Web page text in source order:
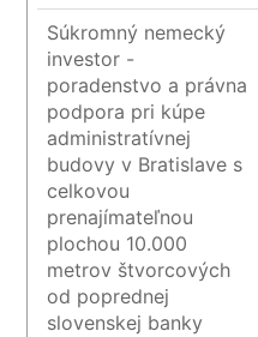
Súkromný nemecký
investor -
poradenstvo a právna
podpora pri kúpe
administratívnej
budovy v Bratislave s
celkovou
prenajímateľnou
plochou 10.000
metrov štvorcových
od poprednej
slovenskej banky